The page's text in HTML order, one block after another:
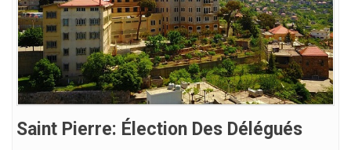
Saint Pierre: Élection Des Délégués